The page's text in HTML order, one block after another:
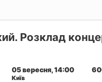
Розклад
05 вересня, 14:00
Київ